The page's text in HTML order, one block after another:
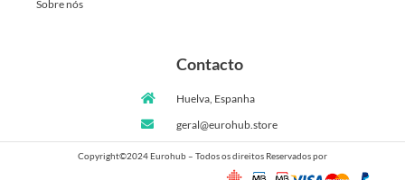
Sobre nós
Contacto
Huelva, Espanha
geral@eurohub.store
Copyright©2024 Eurohub – Todos os direitos Reservados por